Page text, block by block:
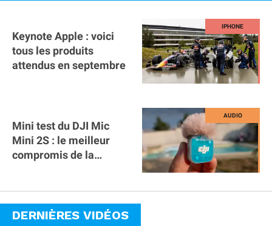
Keynote Apple : voici
tous les produits
attendus en septembre
Mini test du DJI Mic
Mini 2S : le meilleur
compromis de la
DERNIÈRES VIDÉOS